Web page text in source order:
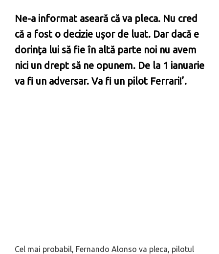
Ne-a informat aseară că va pleca. Nu cred
că a fost o decizie uşor de luat. Dar dacă e
dorinţa lui să fie în altă parte noi nu avem
nici un drept să ne opunem. De la 1 ianuarie
va fi un adversar. Va fi un pilot Ferrari!’.
Cel mai probabil, Fernando Alonso va pleca, pilotul